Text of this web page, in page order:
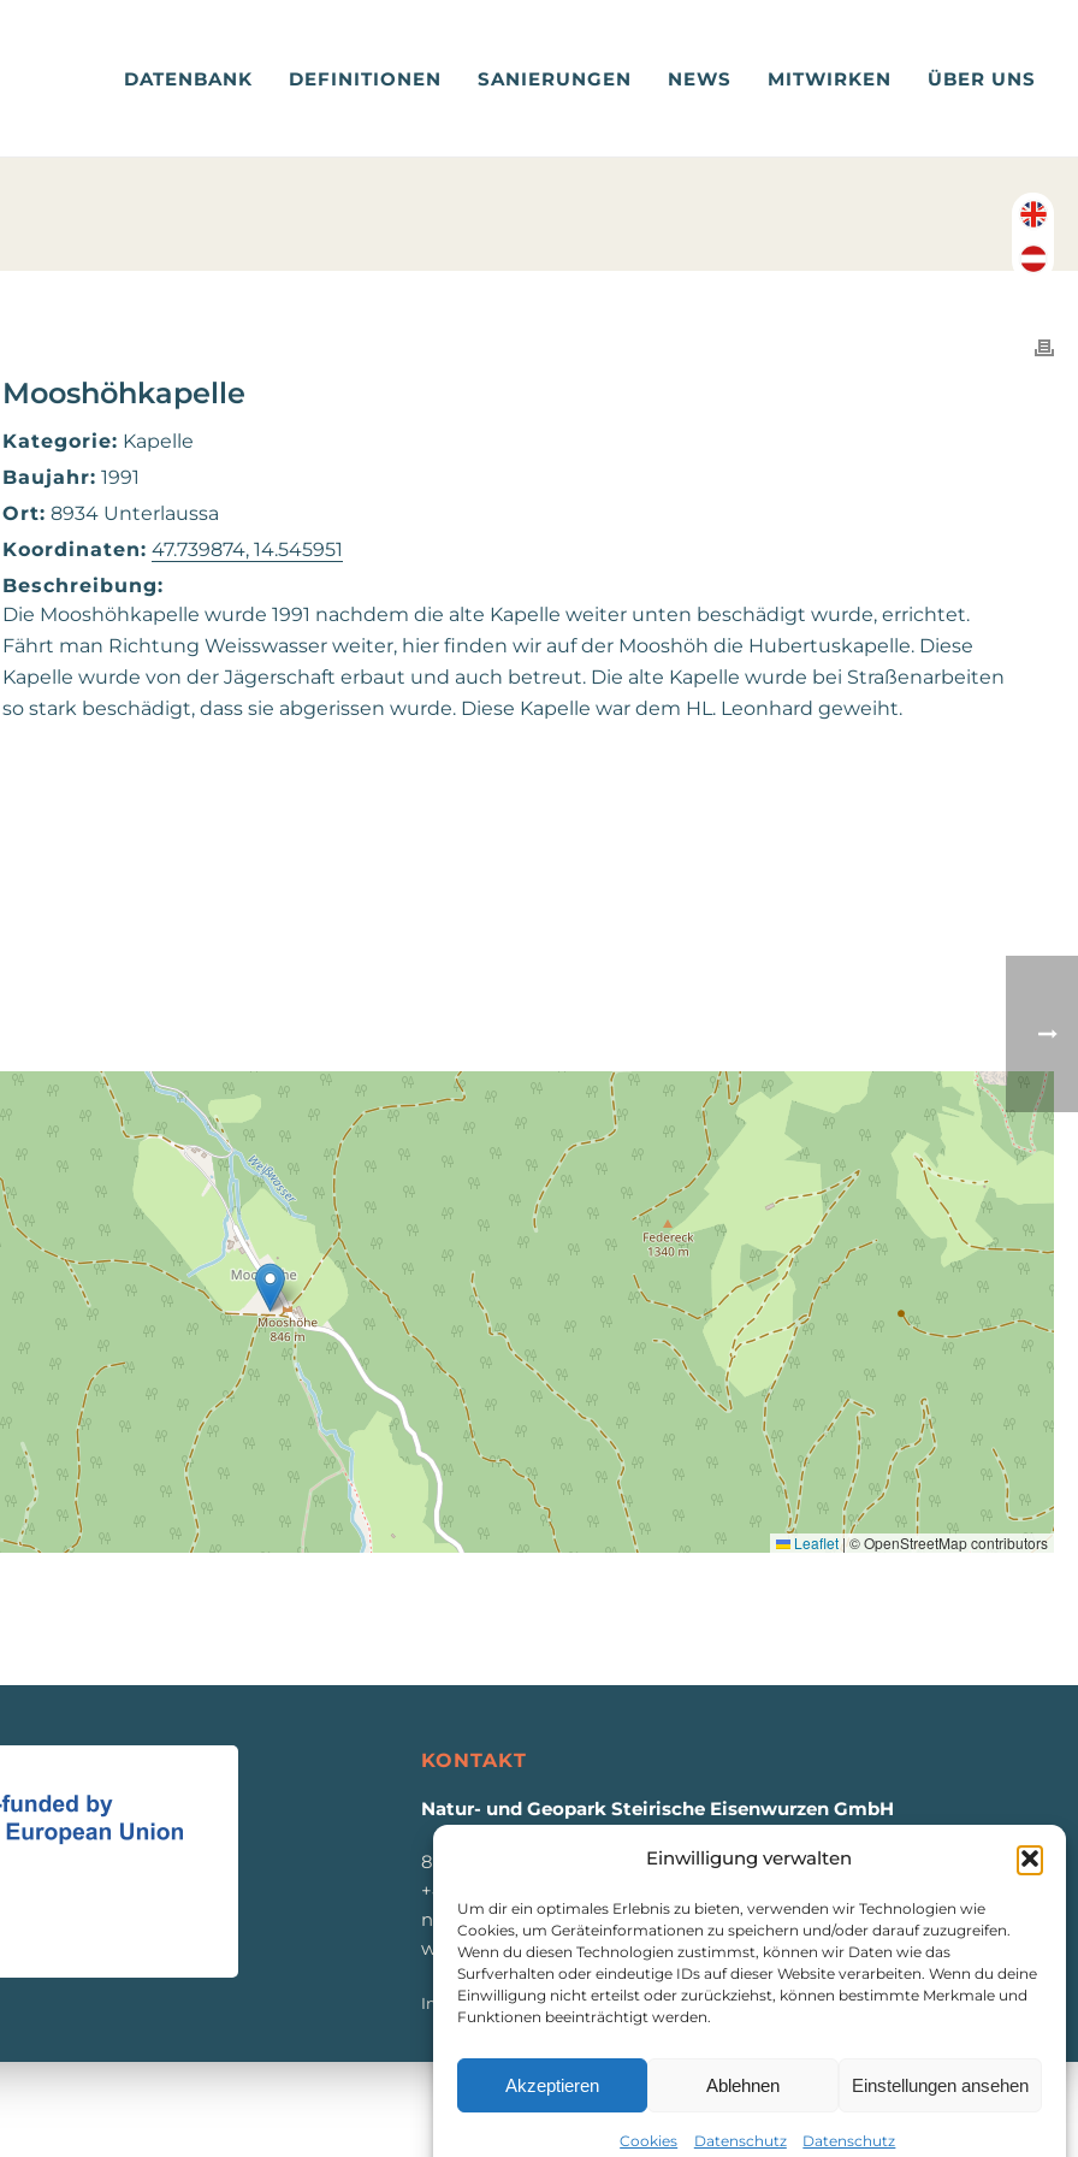
Einwilligung verwalten
Um dir ein optimales Erlebnis zu bieten, verwenden wir Technologien wie
Cookies, um Geräteinformationen zu speichern und/oder darauf zuzugreifen.
Wenn du diesen Technologien zustimmst, können wir Daten wie das
Surfverhalten oder eindeutige IDs auf dieser Website verarbeiten. Wenn du deine
Einwilligung nicht erteilst oder zurückziehst, können bestimmte Merkmale und
Funktionen beeinträchtigt werden.
Akzeptieren Ablehnen Einstellungen ansehen
Cookies Datenschutz Datenschutz
DATENBANK DEFINITIONEN SANIERUNGEN NEWS MITWIRKEN ÜBER UNS
Mooshöhkapelle
Kategorie: Kapelle
Baujahr: 1991
Ort: 8934 Unterlaussa
Koordinaten: 47.739874, 14.545951
Beschreibung:
Die Mooshöhkapelle wurde 1991 nachdem die alte Kapelle weiter unten beschädigt wurde, errichtet.
Fährt man Richtung Weisswasser weiter, hier finden wir auf der Mooshöh die Hubertuskapelle. Diese
Kapelle wurde von der Jägerschaft erbaut und auch betreut. Die alte Kapelle wurde bei Straßenarbeiten
so stark beschädigt, dass sie abgerissen wurde. Diese Kapelle war dem HL. Leonhard geweiht.
Leaflet|© OpenStreetMap contributors
KONTAKT
Natur- und Geopark Steirische Eisenwurzen GmbH
8933 St. Gallen, Markt 35
+43 3632 7714
naturpark@eisenwurzen.com
www.eisenwurzen.com
Impressum|Datenschutz|Cookie-Richtlinie